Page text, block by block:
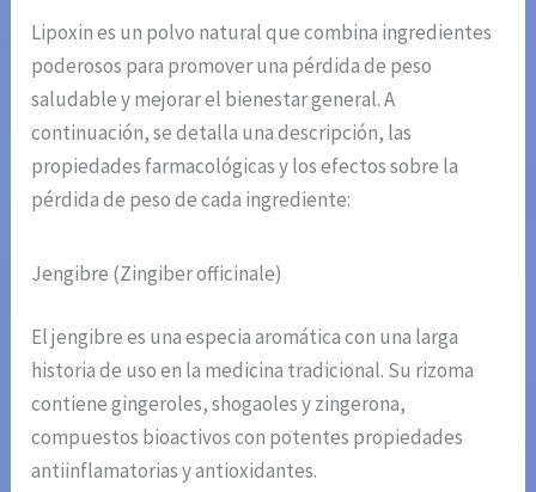
Lipoxin es un polvo natural que combina ingredientes
poderosos para promover una pérdida de peso
saludable y mejorar el bienestar general. A
continuación, se detalla una descripción, las
propiedades farmacológicas y los efectos sobre la
pérdida de peso de cada ingrediente:
Jengibre (Zingiber officinale)
El jengibre es una especia aromática con una larga
historia de uso en la medicina tradicional. Su rizoma
contiene gingeroles, shogaoles y zingerona,
compuestos bioactivos con potentes propiedades
antiinflamatorias y antioxidantes.